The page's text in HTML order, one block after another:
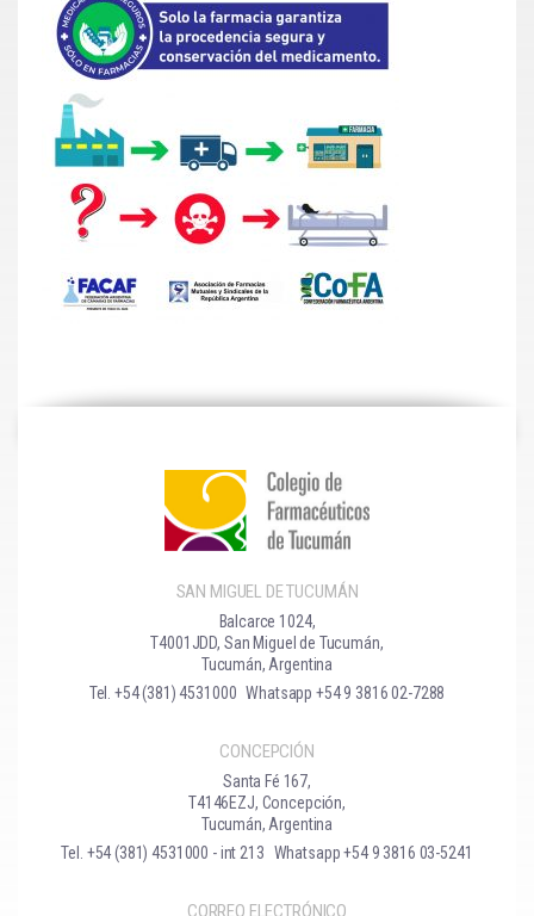
SAN MIGUEL DE TUCUMÁN
Balcarce 1024,
T4001JDD, San Miguel de Tucumán,
Tucumán, Argentina
Tel. +54 (381) 4531000 Whatsapp +54 9 3816 02-7288
CONCEPCIÓN
Santa Fé 167,
T4146EZJ, Concepción,
Tucumán, Argentina
Tel. +54 (381) 4531000 - int 213 Whatsapp +54 9 3816 03-5241
CORREO ELECTRÓNICO